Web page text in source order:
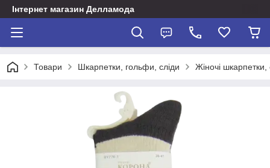
Інтернет магазин Делламода
Товари Шкарпетки, гольфи, сліди Жіночі шкарпетки,